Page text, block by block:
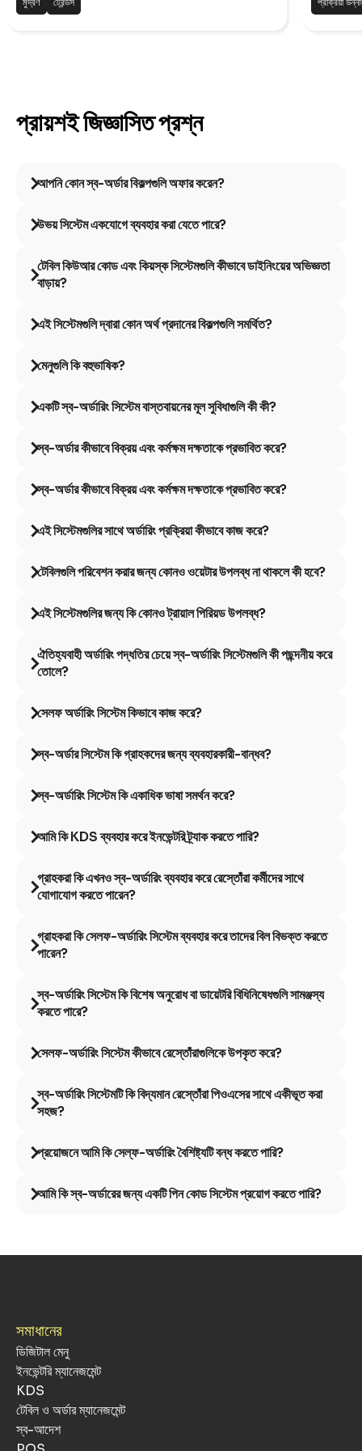
প্রায়শই জিজ্ঞাসিত প্রশ্ন
আপনি কোন স্ব-অর্ডার বিকল্পগুলি অফার করেন?
উভয় সিস্টেম একযোগে ব্যবহার করা যেতে পারে?
টেবিল কিউআর কোড এবং কিয়স্ক সিস্টেমগুলি কীভাবে ডাইনিংয়ের অভিজ্ঞতা
বাড়ায়?
এই সিস্টেমগুলি দ্বারা কোন অর্থ প্রদানের বিকল্পগুলি সমর্থিত?
মেনুগুলি কি বহুভাষিক?
একটি স্ব-অর্ডারিং সিস্টেম বাস্তবায়নের মূল সুবিধাগুলি কী কী?
স্ব-অর্ডার কীভাবে বিক্রয় এবং কর্মক্ষম দক্ষতাকে প্রভাবিত করে?
স্ব-অর্ডার কীভাবে বিক্রয় এবং কর্মক্ষম দক্ষতাকে প্রভাবিত করে?
এই সিস্টেমগুলির সাথে অর্ডারিং প্রক্রিয়া কীভাবে কাজ করে?
টেবিলগুলি পরিবেশন করার জন্য কোনও ওয়েটার উপলব্ধ না থাকলে কী হবে?
এই সিস্টেমগুলির জন্য কি কোনও ট্রায়াল পিরিয়ড উপলব্ধ?
ঐতিহ্যবাহী অর্ডারিং পদ্ধতির চেয়ে স্ব-অর্ডারিং সিস্টেমগুলি কী পছন্দনীয় করে
তোলে?
সেলফ অর্ডারিং সিস্টেম কিভাবে কাজ করে?
স্ব-অর্ডার সিস্টেম কি গ্রাহকদের জন্য ব্যবহারকারী-বান্ধব?
স্ব-অর্ডারিং সিস্টেম কি একাধিক ভাষা সমর্থন করে?
আমি কি KDS ব্যবহার করে ইনভেন্টরি ট্র্যাক করতে পারি?
গ্রাহকরা কি এখনও স্ব-অর্ডারিং ব্যবহার করে রেস্তোঁরা কর্মীদের সাথে
যোগাযোগ করতে পারেন?
গ্রাহকরা কি সেলফ-অর্ডারিং সিস্টেম ব্যবহার করে তাদের বিল বিভক্ত করতে
পারেন?
স্ব-অর্ডারিং সিস্টেম কি বিশেষ অনুরোধ বা ডায়েটরি বিধিনিষেধগুলি সামঞ্জস্য
করতে পারে?
সেলফ-অর্ডারিং সিস্টেম কীভাবে রেস্তোঁরাগুলিকে উপকৃত করে?
স্ব-অর্ডারিং সিস্টেমটি কি বিদ্যমান রেস্তোঁরা পিওএসের সাথে একীভূত করা
সহজ?
প্রয়োজনে আমি কি সেল্ফ-অর্ডারিং বৈশিষ্ট্যটি বন্ধ করতে পারি?
আমি কি স্ব-অর্ডারের জন্য একটি পিন কোড সিস্টেম প্রয়োগ করতে পারি?
সমাধানের
ডিজিটাল মেনু
ইনভেন্টরি ম্যানেজমেন্ট
KDS
টেবিল ও অর্ডার ম্যানেজমেন্ট
স্ব-আদেশ